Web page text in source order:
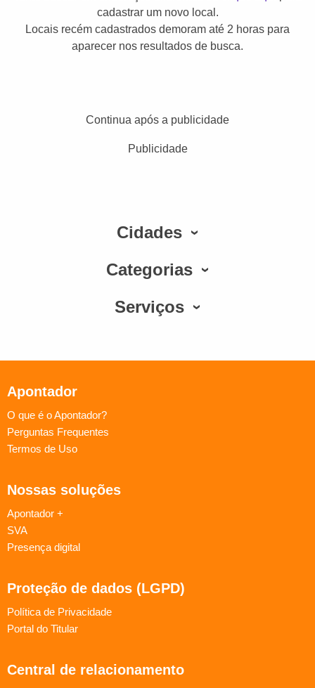
cadastrar um novo local.
Locais recém cadastrados demoram até 2 horas para
aparecer nos resultados de busca.
Continua após a publicidade
Publicidade
Cidades
Categorias
Serviços
Apontador
O que é o Apontador?
Perguntas Frequentes
Termos de Uso
Nossas soluções
Apontador +
SVA
Presença digital
Proteção de dados (LGPD)
Política de Privacidade
Portal do Titular
Central de relacionamento